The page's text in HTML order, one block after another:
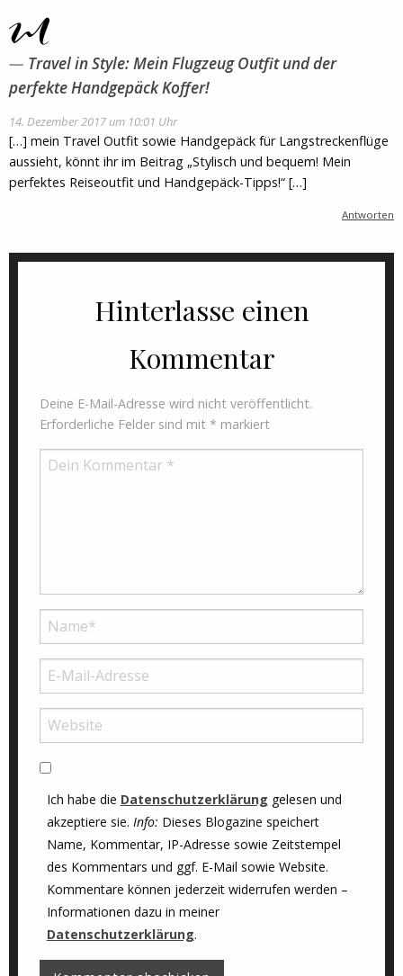
Travel in Style: Mein Flugzeug Outfit und der
perfekte Handgepäck Koffer!
14. Dezember 2017 um 10:01 Uhr
[…] mein Travel Outfit sowie Handgepäck für Langstreckenflüge
aussieht, könnt ihr im Beitrag „Stylisch und bequem! Mein
perfektes Reiseoutfit und Handgepäck-Tipps!“ […]
Antworten
Hinterlasse einen
Kommentar
Deine E-Mail-Adresse wird nicht veröffentlicht.
Erforderliche Felder sind mit * markiert
Ich habe die Datenschutzerklärung gelesen und
akzeptiere sie. Info: Dieses Blogazine speichert
Name, Kommentar, IP-Adresse sowie Zeitstempel
des Kommentars und ggf. E-Mail sowie Website.
Kommentare können jederzeit widerrufen werden –
Informationen dazu in meiner
Datenschutzerklärung.